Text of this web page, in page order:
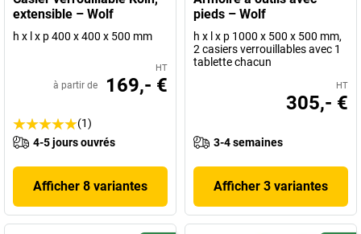
extensible – Wolf
h x l x p 400 x 400 x 500 mm
HT
à partir de 169,- €
(1)
4-5 jours ouvrés
Afficher 8 variantes
pieds – Wolf
h x l x p 1000 x 500 x 500 mm,
2 casiers verrouillables avec 1
tablette chacun
HT
305,- €
3-4 semaines
Afficher 3 variantes